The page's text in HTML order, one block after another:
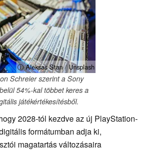
ⓘ Aleksas Stan / Unsplash
Schreier szerint a Sony
54%-kal többet keres a
játékértékesítésből.
2028-tól kezdve az új PlayStation-
formátumban adja ki,
magatartás változásaira